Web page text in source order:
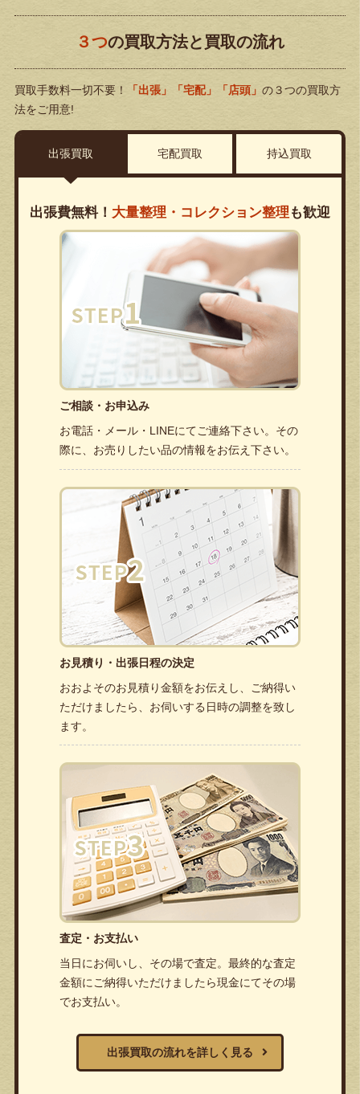
３つの買取方法と買取の流れ
買取手数料一切不要！ 「出張」「宅配」「店頭」 の３つの買取方
法をご用意!
出張買取 宅配買取 持込買取
出張費無料！ 大量整理・コレクション整理 も歓迎
ご相談・お申込み
お電話・メール・LINEにてご連絡下さい。その
際に、お売りしたい品の情報をお伝え下さい。
お見積り・出張日程の決定
おおよそのお見積り金額をお伝えし、ご納得い
ただけましたら、お伺いする日時の調整を致し
ます。
査定・お支払い
当日にお伺いし、その場で査定。最終的な査定
金額にご納得いただけましたら現金にてその場
でお支払い。
出張買取の流れを詳しく見る